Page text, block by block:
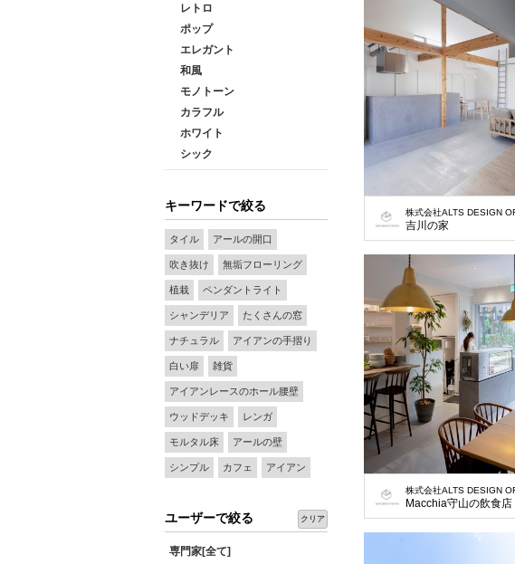
レトロ
ポップ
エレガント
和風
モノトーン
カラフル
ホワイト
シック
キーワードで絞る
タイル アールの開口
吹き抜け 無垢フローリング
植栽 ペンダントライト
シャンデリア たくさんの窓
ナチュラル アイアンの手摺り
白い扉 雑貨
アイアンレースのホール腰壁
ウッドデッキ レンガ
モルタル床 アールの壁
シンプル カフェ アイアン
ユーザーで絞る クリア
専門家[全て]
株式会社ALTS DESIGN
吉川の家
株式会社ALTS DESIGN
Macchia守山の飲食店